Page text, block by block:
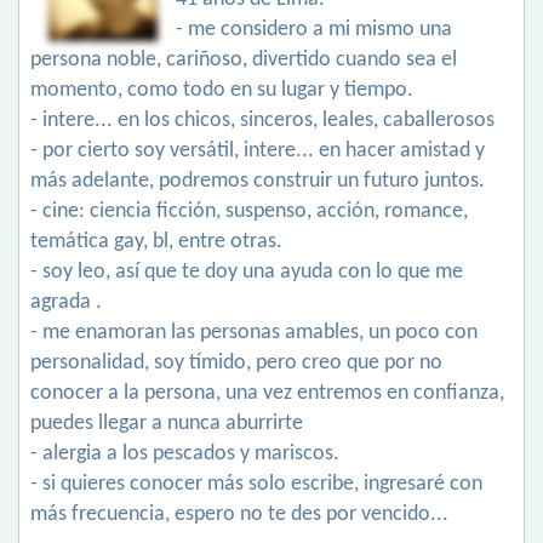
- me considero a mi mismo una
persona noble, cariñoso, divertido cuando sea el
momento, como todo en su lugar y tiempo.
- intere... en los chicos, sinceros, leales, caballerosos
- por cierto soy versátil, intere... en hacer amistad y
más adelante, podremos construir un futuro juntos.
- cine: ciencia ficción, suspenso, acción, romance,
temática gay, bl, entre otras.
- soy leo, así que te doy una ayuda con lo que me
agrada .
- me enamoran las personas amables, un poco con
personalidad, soy tímido, pero creo que por no
conocer a la persona, una vez entremos en confianza,
puedes llegar a nunca aburrirte
- alergia a los pescados y mariscos.
- si quieres conocer más solo escribe, ingresaré con
más frecuencia, espero no te des por vencido...